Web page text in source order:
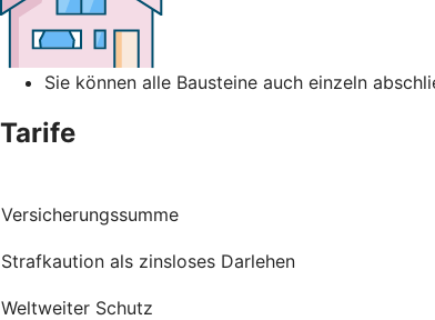
Sie können alle Bausteine auch einzeln
Tarife
Versicherungssumme
Strafkaution als zinsloses Darlehen
Weltweiter Schutz